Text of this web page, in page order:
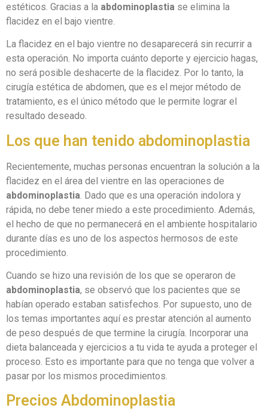
estéticos. Gracias a la abdominoplastia se elimina la
flacidez en el bajo vientre.
La flacidez en el bajo vientre no desaparecerá sin recurrir a
esta operación. No importa cuánto deporte y ejercicio hagas,
no será posible deshacerte de la flacidez. Por lo tanto, la
cirugía estética de abdomen, que es el mejor método de
tratamiento, es el único método que le permite lograr el
resultado deseado.
Los que han tenido abdominoplastia
Recientemente, muchas personas encuentran la solución a la
flacidez en el área del vientre en las operaciones de
abdominoplastia . Dado que es una operación indolora y
rápida, no debe tener miedo a este procedimiento. Además,
el hecho de que no permanecerá en el ambiente hospitalario
durante días es uno de los aspectos hermosos de este
procedimiento.
Cuando se hizo una revisión de los que se operaron de
abdominoplastia, se observó que los pacientes que se
habían operado estaban satisfechos. Por supuesto, uno de
los temas importantes aquí es prestar atención al aumento
de peso después de que termine la cirugía. Incorporar una
dieta balanceada y ejercicios a tu vida te ayuda a proteger el
proceso. Esto es importante para que no tenga que volver a
pasar por los mismos procedimientos.
Precios Abdominoplastia